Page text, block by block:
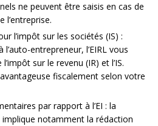
ne peuvent être saisis en cas de
l’entreprise.
l’impôt sur les sociétés (IS) :
entrepreneur, l’EIRL vous
sur le revenu (IR) et l’IS.
fiscalement selon votre
par rapport à l’EI : la
implique notamment la rédaction